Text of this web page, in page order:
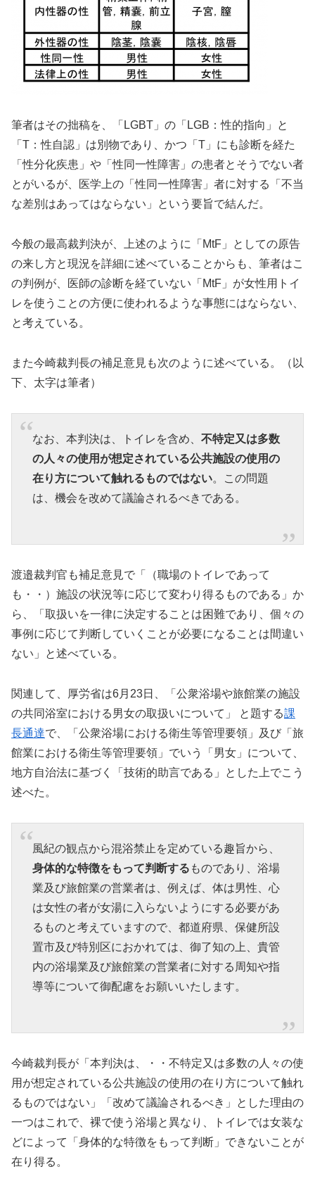
筆者はその拙稿を、「LGBT」の「LGB：性的指向」と
「T：性自認」は別物であり、かつ「T」にも診断を経た
「性分化疾患」や「性同一性障害」の患者とそうでない者
とがいるが、医学上の「性同一性障害」者に対する「不当
な差別はあってはならない」という要旨で結んだ。
今般の最高裁判決が、上述のように「MtF」としての原告
の来し方と現況を詳細に述べていることからも、筆者はこ
の判例が、医師の診断を経ていない「MtF」が女性用トイ
レを使うことの方便に使われるような事態にはならない、
と考えている。
また今崎裁判長の補足意見も次のように述べている。（以
下、太字は筆者）
なお、本判決は、トイレを含め、 不特定又は多数
の人々の使用が想定されている公共施設の使用の
在り方について触れるものではない。この問題
は、機会を改めて議論されるべきである。
渡邉裁判官も補足意見で「（職場のトイレであって
も・・）施設の状況等に応じて変わり得るものである」か
ら、「取扱いを一律に決定することは困難であり、個々の
事例に応じて判断していくことが必要になることは間違い
ない」と述べている。
関連して、厚労省は6月23日、「公衆浴場や旅館業の施設
の共同浴室における男女の取扱いについて」 と題する課
長通達で、「公衆浴場における衛生等管理要領」及び「旅
館業における衛生等管理要領」でいう「男女」について、
地方自治法に基づく「技術的助言である」とした上でこう
述べた。
風紀の観点から混浴禁止を定めている趣旨から、
身体的な特徴をもって判断する ものであり、浴場
業及び旅館業の営業者は、例えば、体は男性、心
は女性の者が女湯に入らないようにする必要があ
るものと考えていますので、都道府県、保健所設
置市及び特別区におかれては、御了知の上、貴管
内の浴場業及び旅館業の営業者に対する周知や指
導等について御配慮をお願いいたします。
今崎裁判長が「本判決は、・・不特定又は多数の人々の使
用が想定されている公共施設の使用の在り方について触れ
るものではない」「改めて議論されるべき」とした理由の
一つはこれで、裸で使う浴場と異なり、トイレでは女装な
どによって「身体的な特徴をもって判断」できないことが
在り得る。